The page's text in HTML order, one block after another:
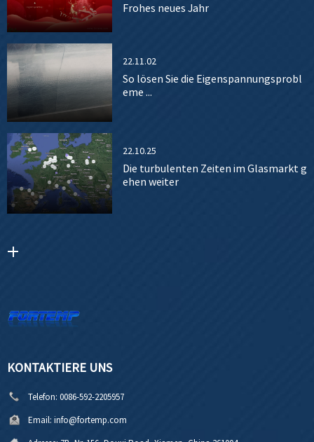
Frohes neues Jahr
22.11.02
So lösen Sie die Eigenspannungsprobl
eme ...
22.10.25
Die turbulenten Zeiten im Glasmarkt g
ehen weiter
KONTAKTIERE UNS
Telefon: 0086-592-2205957
Email: info@fortemp.com